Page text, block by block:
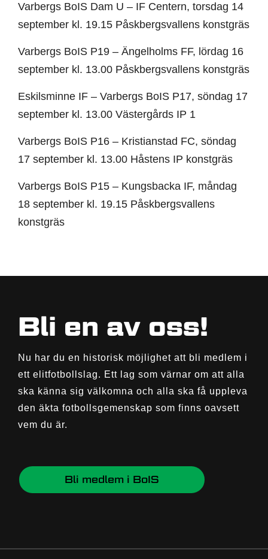
Varbergs BoIS Dam U – IF Centern, torsdag 14
september kl. 19.15 Påskbergsvallens konstgräs
Varbergs BoIS P19 – Ängelholms FF, lördag 16
september kl. 13.00 Påskbergsvallens konstgräs
Eskilsminne IF – Varbergs BoIS P17, söndag 17
september kl. 13.00 Västergårds IP 1
Varbergs BoIS P16 – Kristianstad FC, söndag
17 september kl. 13.00 Håstens IP konstgräs
Varbergs BoIS P15 – Kungsbacka IF, måndag
18 september kl. 19.15 Påskbergsvallens
konstgräs
Bli en av oss!
Nu har du en historisk möjlighet att bli medlem i
ett elitfotbollslag. Ett lag som värnar om att alla
ska känna sig välkomna och alla ska få uppleva
den äkta fotbollsgemenskap som finns oavsett
vem du är.
Bli medlem i BoIS